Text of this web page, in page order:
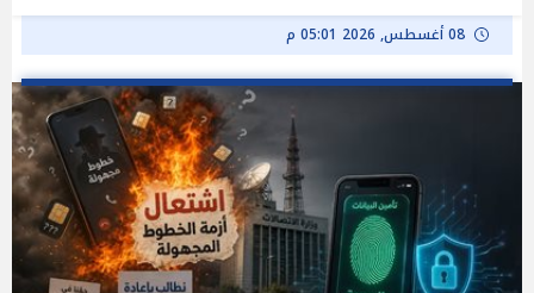
08 أغسطس, 2026 05:01 م